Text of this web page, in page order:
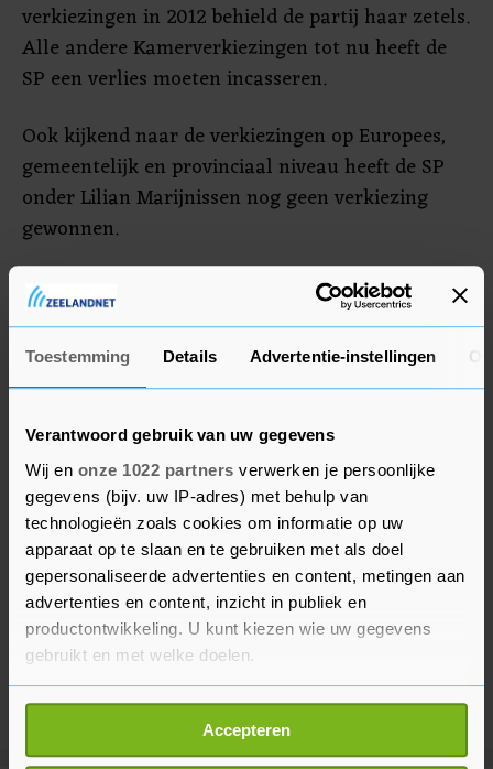
Toestemming Details Advertentie-instellingen
Verantwoord gebruik van uw gegevens
Wij en onze 1022 partners verwerken je persoonlijke
gegevens (bijv. uw IP-adres) met behulp van
technologieën zoals cookies om informatie op uw
apparaat op te slaan en te gebruiken met als doel
gepersonaliseerde advertenties en content, metingen aan
advertenties en content, inzicht in publiek en
productontwikkeling. U kunt kiezen wie uw gegevens
gebruikt en met welke doelen.
Als u het toestaat, willen we ook graag:
Informatie verzamelen over uw geografische
locatie, die tot een paar meter nauwkeurig kan zijn
Accepteren
verkiezingen in 2012 behield de partij haar zetels.
Alle andere Kamerverkiezingen tot nu heeft de
SP een verlies moeten incasseren.
Ook kijkend naar de verkiezingen op Europees,
gemeentelijk en provinciaal niveau heeft de SP
onder Lilian Marijnissen nog geen verkiezing
gewonnen.
Lilian Marijnissen is partijleider sinds eind 2017.
Zij nam het toen over van Emile Roemer.